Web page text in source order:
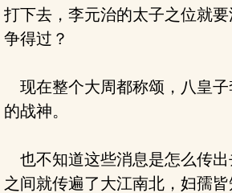
打下去，李元治的太子之位就
争得过？
现在整个大周都称颂，八皇子
的战神。
也不知道这些消息是怎么传出
之间就传遍了大江南北，妇孺皆